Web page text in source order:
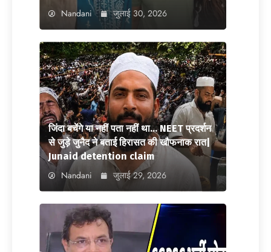
Nandani जुलाई 30, 2026
जिंदा बचेंगे या नहीं पता नहीं था… NEET प्रदर्शन
से जुड़े जुनैद ने बताई हिरासत की खौफनाक रात|
Junaid detention claim
Nandani जुलाई 29, 2026